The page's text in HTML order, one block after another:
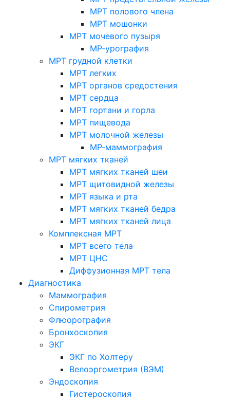
МРТ полового члена
МРТ мошонки
МРТ мочевого пузыря
МР-урография
МРТ грудной клетки
МРТ легких
МРТ органов средостения
МРТ сердца
МРТ гортани и горла
МРТ пищевода
МРТ молочной железы
МР-маммография
МРТ мягких тканей
МРТ мягких тканей шеи
МРТ щитовидной железы
МРТ языка и рта
МРТ мягких тканей бедра
МРТ мягких тканей лица
Комплексная МРТ
МРТ всего тела
МРТ ЦНС
Диффузионная МРТ тела
Диагностика
Маммография
Спирометрия
Флюорография
Бронхоскопия
ЭКГ
ЭКГ по Холтеру
Велоэргометрия (ВЭМ)
Эндоскопия
Гистероскопия